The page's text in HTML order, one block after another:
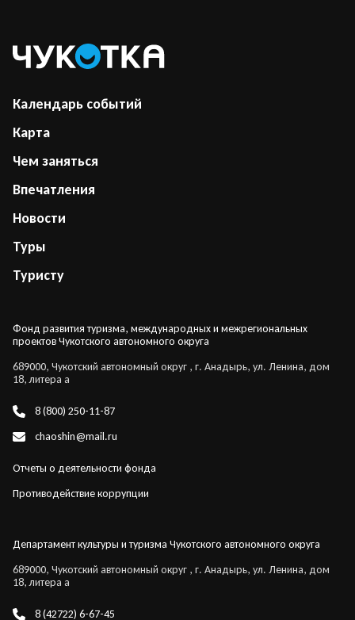
Календарь событий
Карта
Чем заняться
Впечатления
Новости
Туры
Туристу
Фонд развития туризма, международных и межрегиональных
проектов Чукотского автономного округа
689000, Чукотский автономный округ , г. Анадырь, ул. Ленина, дом
18, литера а
8 (800) 250-11-87
chaoshin@mail.ru
Отчеты о деятельности фонда
Противодействие коррупции
Департамент культуры и туризма Чукотского автономного округа
689000, Чукотский автономный округ , г. Анадырь, ул. Ленина, дом
18, литера а
8 (42722) 6-67-45